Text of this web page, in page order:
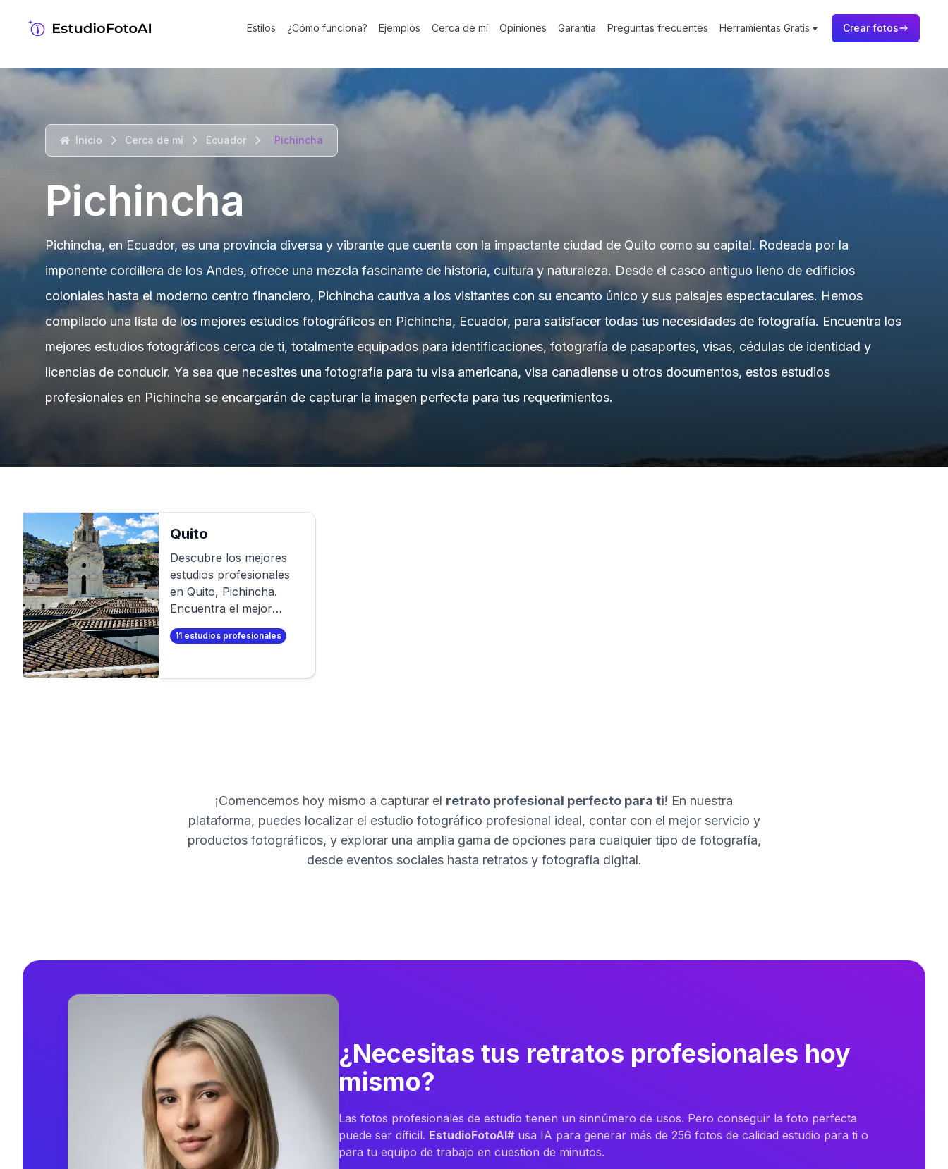
Estilos ¿Cómo funciona? Ejemplos Cerca de mí Opiniones Garantía Preguntas frecuentes Herramientas Gratis Crear fotos
Inicio Cerca de mí Ecuador Pichincha
Pichincha
Pichincha, en Ecuador, es una provincia diversa y vibrante que cuenta con la impactante ciudad de Quito como su capital. Rodeada por la
imponente cordillera de los Andes, ofrece una mezcla fascinante de historia, cultura y naturaleza. Desde el casco antiguo lleno de edificios
coloniales hasta el moderno centro financiero, Pichincha cautiva a los visitantes con su encanto único y sus paisajes espectaculares. Hemos
compilado una lista de los mejores estudios fotográficos en Pichincha, Ecuador, para satisfacer todas tus necesidades de fotografía. Encuentra los
mejores estudios fotográficos cerca de ti, totalmente equipados para identificaciones, fotografía de pasaportes, visas, cédulas de identidad y
licencias de conducir. Ya sea que necesites una fotografía para tu visa americana, visa canadiense u otros documentos, estos estudios
profesionales en Pichincha se encargarán de capturar la imagen perfecta para tus requerimientos.
Quito
Descubre los mejores
estudios profesionales
en Quito, Pichincha.
Encuentra el mejor
fotógrafo para tu sesión
de fotos profesional. O
propias fotos
11 estudios profesionales
¡Comencemos hoy mismo a capturar el retrato profesional perfecto para ti! En nuestra
plataforma, puedes localizar el estudio fotográfico profesional ideal, contar con el mejor servicio y
productos fotográficos, y explorar una amplia gama de opciones para cualquier tipo de fotografía,
desde eventos sociales hasta retratos y fotografía digital.
¿Necesitas tus retratos profesionales hoy
mismo?
Las fotos profesionales de estudio tienen un sinnúmero de usos. Pero conseguir la foto perfecta
puede ser díficil. EstudioFotoAI# usa IA para generar más de 256 fotos de calidad estudio para ti o
para tu equipo de trabajo en cuestion de minutos.